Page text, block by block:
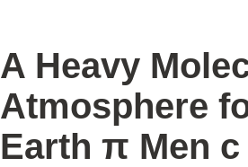
A Heavy
Atmosphere
Earth π Men c